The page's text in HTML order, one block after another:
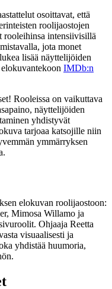
osoittavat, että
roolijaostojen
rooleihinsa intensiivisillä
jota monet
lisää näyttelijöiden
IMDb:n
Rooleissa on vaikuttava
näyttelijöiden
yhdistyvät
tarjoaa katsojille niin
ymmärryksen
elokuvan roolijaostoon:
Mimosa Willamo ja
Ohjaaja Reetta
visuaalisesti ja
yhdistää huumoria,